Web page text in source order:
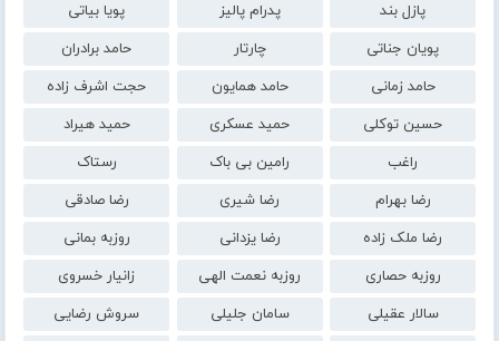
پازل بند
پدرام پالیز
پویا بیاتی
پویان جناتی
چارتار
حامد برادران
حامد زمانی
حامد همایون
حجت اشرف زاده
حسین توکلی
حمید عسکری
حمید هیراد
راغب
رامین بی باک
رستاک
رضا بهرام
رضا شیری
رضا صادقی
رضا ملک زاده
رضا یزدانی
روزبه بمانی
روزبه حصاری
روزبه نعمت الهی
زانیار خسروی
سالار عقیلی
سامان جلیلی
سروش رضایی